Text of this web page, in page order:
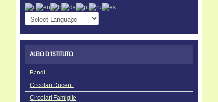
ALBO D'ISTITUTO
Bandi
Circolari Docenti
Circolari Famiglie